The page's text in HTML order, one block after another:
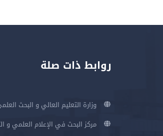
روابط ذات صلة
وزارة التعليم العالي و البحث
مركز البحث في الإعلام العلمي و